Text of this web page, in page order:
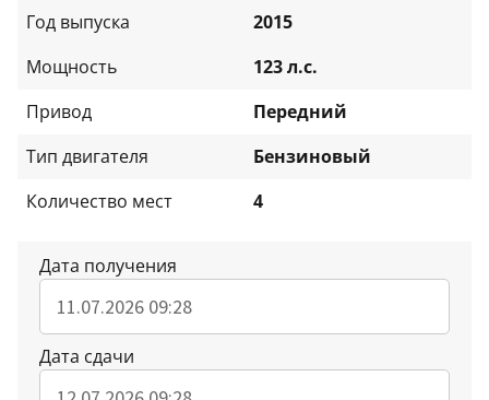
Год выпуска
2015
Мощность
123 л.с.
Привод
Передний
Тип двигателя
Бензиновый
Количество мест
4
Дата получения
Дата сдачи